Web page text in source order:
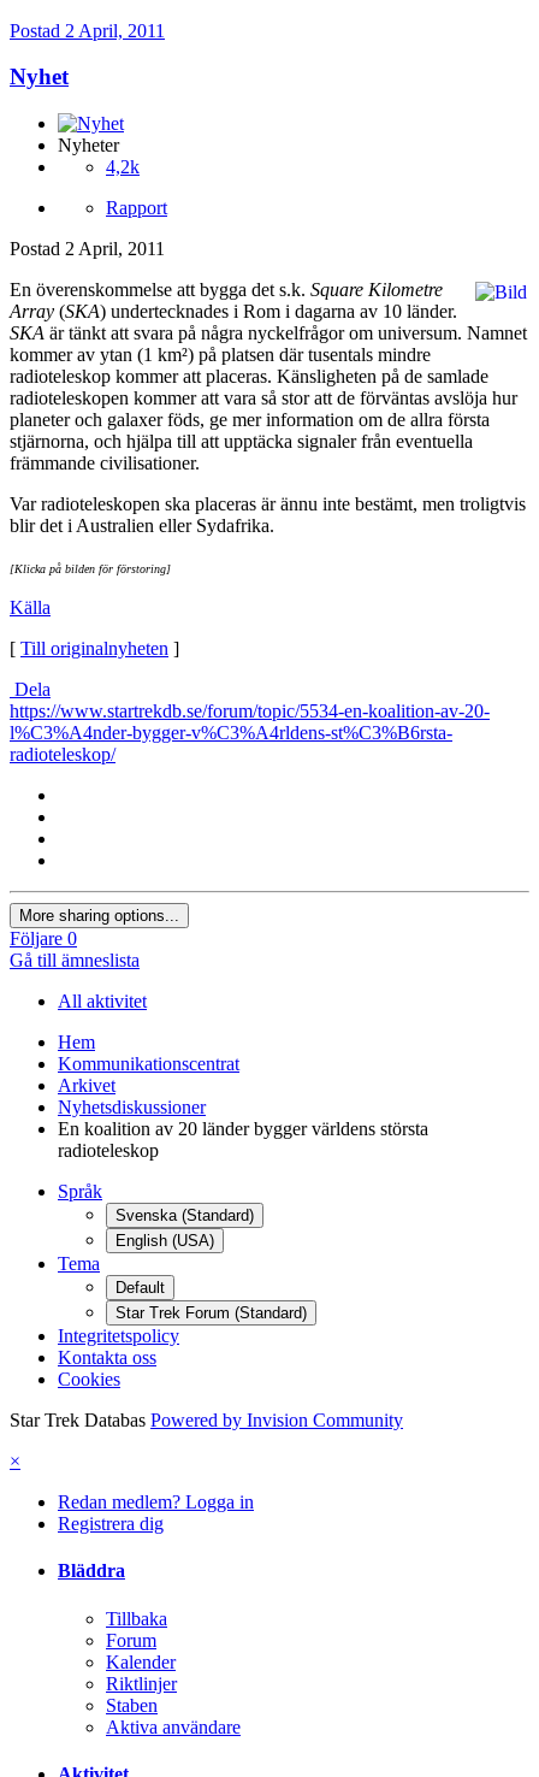
Postad 2 April, 2011
Nyhet
Nyheter
4,2k
Rapport
Postad 2 April, 2011
En överenskommelse att bygga det s.k. Square Kilometre
Array (SKA) undertecknades i Rom i dagarna av 10 länder.
SKA är tänkt att svara på några nyckelfrågor om universum. Namnet
kommer av ytan (1 km²) på platsen där tusentals mindre
radioteleskop kommer att placeras. Känsligheten på de samlade
radioteleskopen kommer att vara så stor att de förväntas avslöja hur
planeter och galaxer föds, ge mer information om de allra första
stjärnorna, och hjälpa till att upptäcka signaler från eventuella
främmande civilisationer.
Var radioteleskopen ska placeras är ännu inte bestämt, men troligtvis
blir det i Australien eller Sydafrika.
[Klicka på bilden för förstoring]
Källa
[ Till originalnyheten ]
Dela
https://www.startrekdb.se/forum/topic/5534-en-koalition-av-20-
l%C3%A4nder-bygger-v%C3%A4rldens-st%C3%B6rsta-
radioteleskop/
More sharing options...
Följare 0
Gå till ämneslista
All aktivitet
Hem
Kommunikationscentrat
Arkivet
Nyhetsdiskussioner
En koalition av 20 länder bygger världens största
radioteleskop
Språk
Svenska (Standard)
English (USA)
Tema
Default
Star Trek Forum (Standard)
Integritetspolicy
Kontakta oss
Cookies
Star Trek Databas Powered by Invision Community
×
Redan medlem? Logga in
Registrera dig
Bläddra
Tillbaka
Forum
Kalender
Riktlinjer
Staben
Aktiva användare